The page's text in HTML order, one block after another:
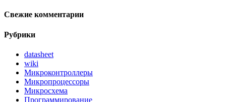
Свежие комментарии
Рубрики
datasheet
wiki
Микроконтроллеры
Микропроцессоры
Микросхема
Программирование